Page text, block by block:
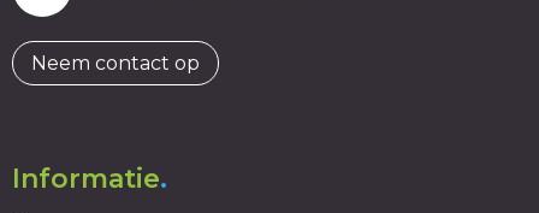
Neem contact op
Informatie.